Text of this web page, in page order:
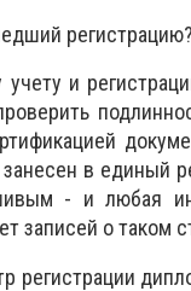
регистрацию?
и
в единый
- и любая
записей о таком
регистрации